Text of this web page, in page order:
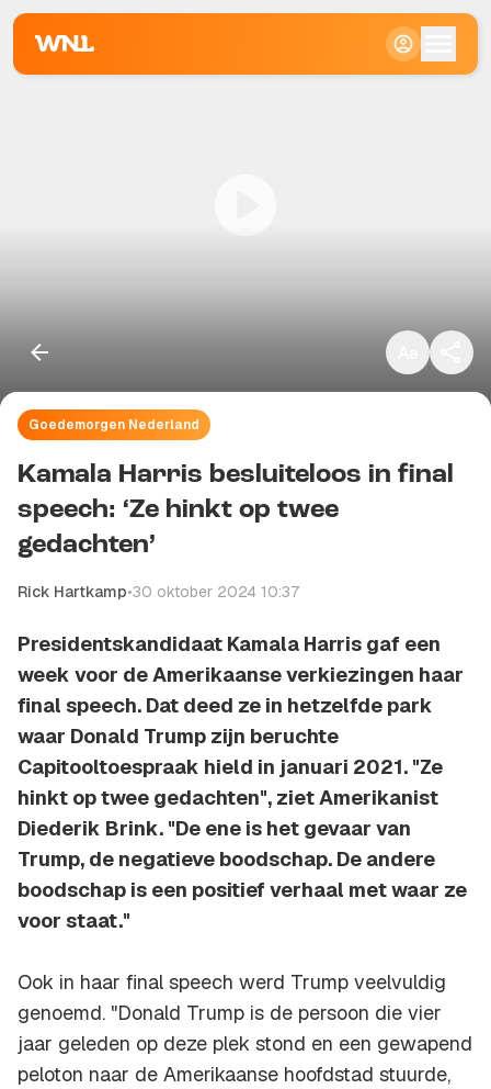
Goedemorgen Nederland
Kamala Harris besluiteloos in final
speech: ‘Ze hinkt op twee
gedachten’
Rick Hartkamp•30 oktober 2024 10:37
Presidentskandidaat Kamala Harris gaf een
week voor de Amerikaanse verkiezingen haar
final speech. Dat deed ze in hetzelfde park
waar Donald Trump zijn beruchte
Capitooltoespraak hield in januari 2021. "Ze
hinkt op twee gedachten", ziet Amerikanist
Diederik Brink. "De ene is het gevaar van
Trump, de negatieve boodschap. De andere
boodschap is een positief verhaal met waar ze
voor staat."
Ook in haar final speech werd Trump veelvuldig
genoemd. "Donald Trump is de persoon die vier
jaar geleden op deze plek stond en een gewapend
peloton naar de Amerikaanse hoofdstad stuurde,